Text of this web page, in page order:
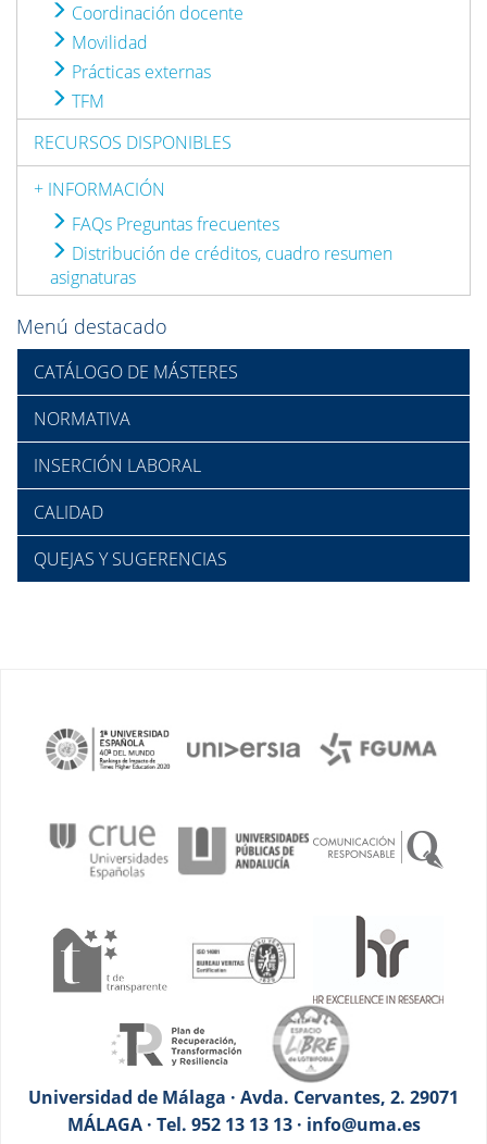
Coordinación docente
Movilidad
Prácticas externas
TFM
RECURSOS DISPONIBLES
+ INFORMACIÓN
FAQs Preguntas frecuentes
Distribución de créditos, cuadro resumen
asignaturas
Menú destacado
CATÁLOGO DE MÁSTERES
NORMATIVA
INSERCIÓN LABORAL
CALIDAD
QUEJAS Y SUGERENCIAS
Universidad de Málaga · Avda. Cervantes, 2. 29071
MÁLAGA · Tel. 952 13 13 13 · info@uma.es